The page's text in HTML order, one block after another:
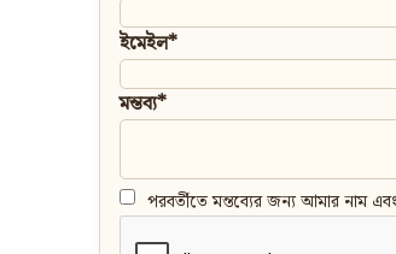
ইমেইল*
মন্তব্য*
পরবর্তীতে মন্তব্যের জন্য আমার নাম